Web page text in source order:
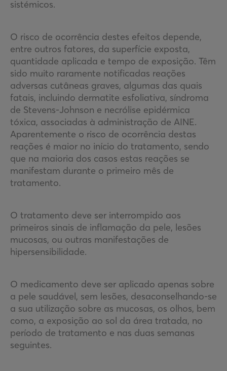
sistémicos.
O risco de ocorrência destes efeitos depende,
entre outros fatores, da superfície exposta,
quantidade aplicada e tempo de exposição. Têm
sido muito raramente notificadas reações
adversas cutâneas graves, algumas das quais
fatais, incluindo dermatite esfoliativa, síndroma
de Stevens-Johnson e necrólise epidérmica
tóxica, associadas à administração de AINE.
Aparentemente o risco de ocorrência destas
reações é maior no início do tratamento, sendo
que na maioria dos casos estas reações se
manifestam durante o primeiro mês de
tratamento.
O tratamento deve ser interrompido aos
primeiros sinais de inflamação da pele, lesões
mucosas, ou outras manifestações de
hipersensibilidade.
O medicamento deve ser aplicado apenas sobre
a pele saudável, sem lesões, desaconselhando-se
a sua utilização sobre as mucosas, os olhos, bem
como, a exposição ao sol da área tratada, no
período de tratamento e nas duas semanas
seguintes.